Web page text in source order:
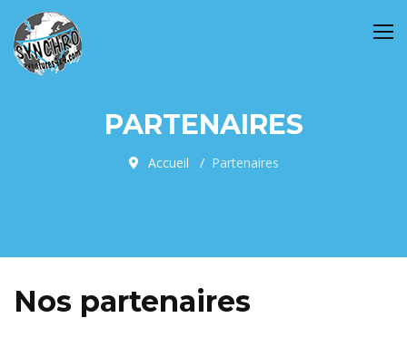
PARTENAIRES
Accueil Partenaires
Nos partenaires